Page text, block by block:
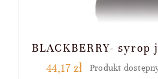
BLACKBERRY-
44,17 zł Produkt